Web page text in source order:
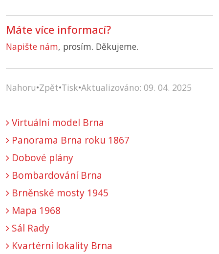
Máte více informací?
Napište nám, prosím. Děkujeme.
Nahoru•Zpět•Tisk•Aktualizováno: 09. 04. 2025
Virtuální model Brna
Panorama Brna roku 1867
Dobové plány
Bombardování Brna
Brněnské mosty 1945
Mapa 1968
Sál Rady
Kvartérní lokality Brna